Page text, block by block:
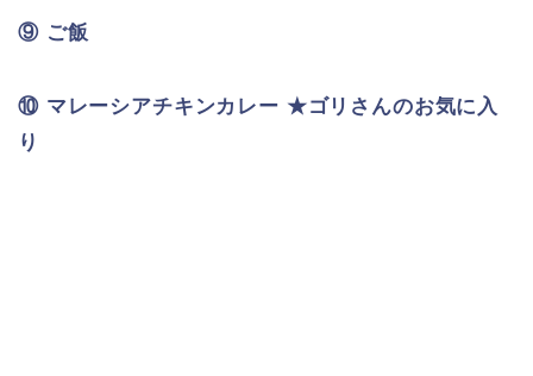
⑨ ご飯
⑩ マレーシアチキンカレー ★ゴリさんのお気に入
り